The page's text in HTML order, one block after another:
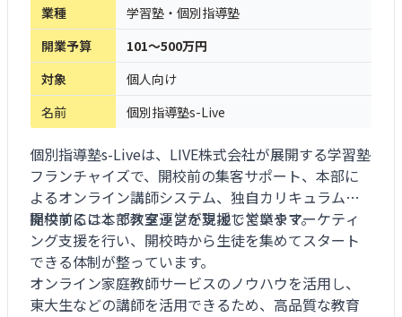
業種
学習塾・個別指導塾
開業予算
101～500万円
対象
個人向け
名前
個別指導塾s-Live
個別指導塾s-Liveは、LIVE株式会社が展開する学習塾
フランチャイズで、開校前の集客サポート、本部に
よるオンライン講師システム、独自カリキュラムを
提供することで教室運営を支援しています。
開校前には本部スタッフが現地で営業やマーケティ
ング支援を行い、開校時から生徒を集めてスタート
できる体制が整っています。
オンライン家庭教師サービスのノウハウを活用し、
東大生などの講師を活用できるため、高品質な教育